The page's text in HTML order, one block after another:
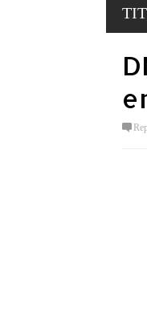
hombre con orden de detencion